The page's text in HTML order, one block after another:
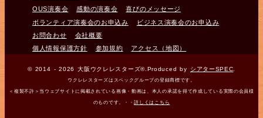
OUS演奏会
感動の演奏会
喜びのメッセージ
ボランティア演奏会のお申込み
ビジネス演奏会のお申込み
お問合わせ
会社概要
個人情報保護方針
参加規約 アクセス（地図）
© 2014 - 2026 大阪ウクレレスターズ®.Produced by シアターSPEC
ウクレレスターズはスペックグループの登録商標です。
＜複製不許＞当ウェブサイトに掲載されている画像・動画は、本人の承諾を得て作成している実際の会員様
のものです。・・詳しくはこちら